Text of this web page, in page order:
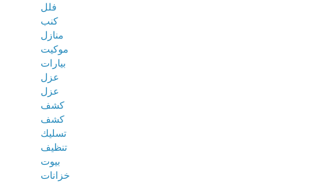
فلل
كنب
منازل
موكيت
بيارات
عزل
عزل
كشف
كشف
تسليك
تنظيف
بيوت
خزانات